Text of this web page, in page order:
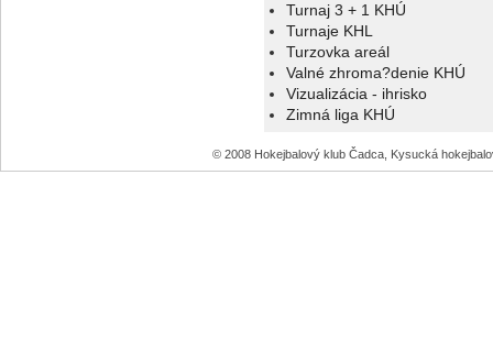
Turnaj 3 + 1 KHÚ
Turnaje KHL
Turzovka areál
Valné zhroma?denie KHÚ
Vizualizácia - ihrisko
Zimná liga KHÚ
© 2008 Hokejbalový klub Čadca, Kysucká